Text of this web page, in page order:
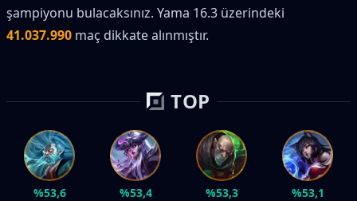
şampiyonu bulacaksınız. Yama 16.3 üzerindeki
41.037.990 maç dikkate alınmıştır.
TOP
%53,6
%53,4
%53,3
%53,1